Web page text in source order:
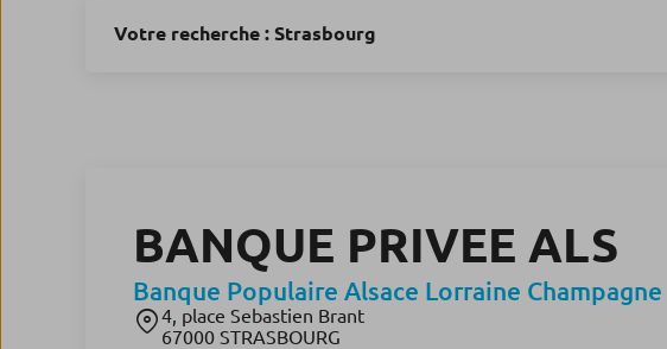
Votre recherche : Strasbourg
BANQUE PRIVEE ALS
Banque Populaire Alsace Lorraine Champagne
4, place Sebastien Brant
67000 STRASBOURG